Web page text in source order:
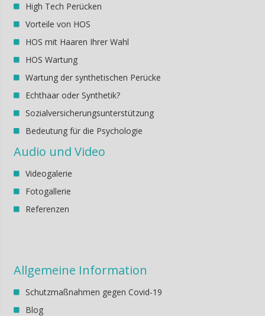
High Tech Perücken
Vorteile von HOS
HOS mit Haaren Ihrer Wahl
HOS Wartung
Wartung der synthetischen Perücke
Echthaar oder Synthetik?
Sozialversicherungsunterstützung
Bedeutung für die Psychologie
Audio und Video
Videogalerie
Fotogallerie
Referenzen
Allgemeine Information
Schutzmaßnahmen gegen Covid-19
Blog